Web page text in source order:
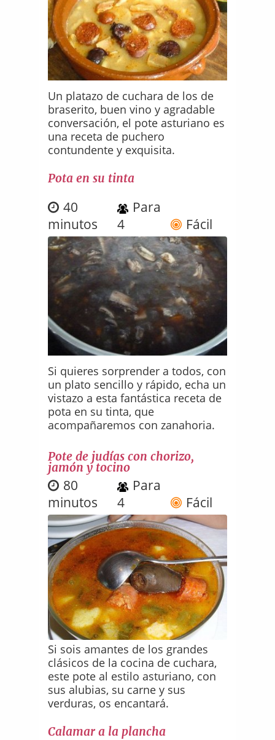
Un platazo de cuchara de los de
braserito, buen vino y agradable
conversación, el pote asturiano es
una receta de puchero
contundente y exquisita.
Pota en su tinta
40
minutos
Para
4
Fácil
Si quieres sorprender a todos, con
un plato sencillo y rápido, echa un
vistazo a esta fantástica receta de
pota en su tinta, que
acompañaremos con zanahoria.
Pote de judías con chorizo,
jamón y tocino
80
minutos
Para
4
Fácil
Si sois amantes de los grandes
clásicos de la cocina de cuchara,
este pote al estilo asturiano, con
sus alubias, su carne y sus
verduras, os encantará.
Calamar a la plancha